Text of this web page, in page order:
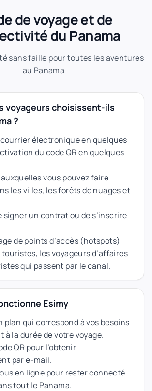
de voyage et de
du Panama
sans faille pour toutes les aventures
au Panama
voyageurs choisissent-ils
?
électronique en quelques
du code QR en quelques
vous pouvez faire
les villes, les forêts de nuages et
signer un contrat ou de s’inscrire
de points d’accès (hotspots)
touristes, les voyageurs d’affaires
qui passent par le canal.
Esimy
plan qui correspond à vos besoins
à la durée de votre voyage.
QR pour l’obtenir
par e-mail.
en ligne pour rester connecté
tout le Panama.